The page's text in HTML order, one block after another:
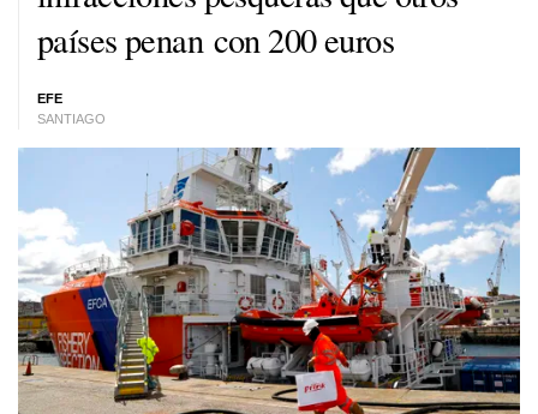
países penan con 200 euros
EFE
SANTIAGO